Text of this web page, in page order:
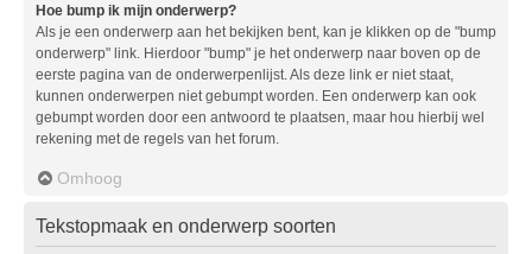
Hoe bump ik mijn onderwerp?
Als je een onderwerp aan het bekijken bent, kan je klikken op de "bump
onderwerp" link. Hierdoor "bump" je het onderwerp naar boven op de
eerste pagina van de onderwerpenlijst. Als deze link er niet staat,
kunnen onderwerpen niet gebumpt worden. Een onderwerp kan ook
gebumpt worden door een antwoord te plaatsen, maar hou hierbij wel
rekening met de regels van het forum.
Omhoog
Tekstopmaak en onderwerp soorten